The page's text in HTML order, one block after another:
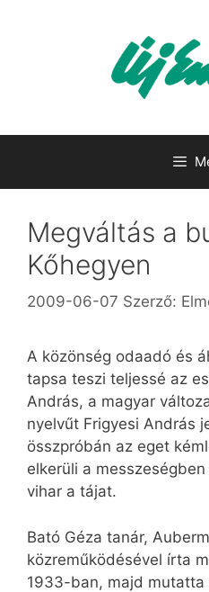
Megváltás a
Kőhegyen
2009-06-07 Szerző:
A közönség odaadó és
tapsa teszi teljessé az
András, a magyar
nyelvűt Frigyesi András
összpróbán az eget
elkerüli a
vihar a tájat.
Bató Géza tanár,
közreműködésével írta
1933-ban, majd mutatta